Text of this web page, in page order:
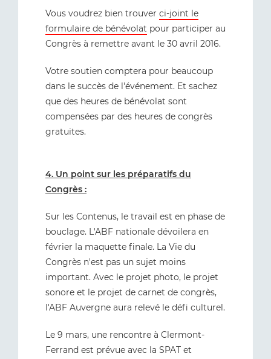
Vous voudrez bien trouver ci-joint le
formulaire de bénévolat pour participer au
Congrès à remettre avant le 30 avril 2016.
Votre soutien comptera pour beaucoup
dans le succès de l'événement. Et sachez
que des heures de bénévolat sont
compensées par des heures de congrès
gratuites.
4. Un point sur les préparatifs du
Congrès :
Sur les Contenus, le travail est en phase de
bouclage. L'ABF nationale dévoilera en
février la maquette finale. La Vie du
Congrès n'est pas un sujet moins
important. Avec le projet photo, le projet
sonore et le projet de carnet de congrès,
l'ABF Auvergne aura relevé le défi culturel.
Le 9 mars, une rencontre à Clermont-
Ferrand est prévue avec la SPAT et